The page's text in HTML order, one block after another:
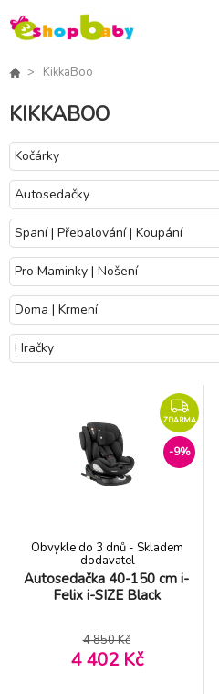
KikkaBoo
KIKKABOO
Kočárky
Autosedačky
Spaní | Přebalování | Koupání
Pro Maminky | Nošení
Doma | Krmení
Hračky
ZDARMA
-9%
Autosedačka 40-150 cm i-
Felix i-SIZE Black
Obvykle do 3 dnů - Skladem
dodavatel
4 850 Kč
4 402 Kč